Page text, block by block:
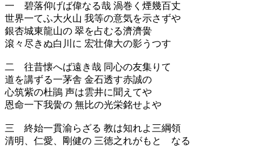
一 碧落仰げば偉なる哉 渦巻く煙幾百丈
世界一てふ大火山 我等の意気を示さずや
銀杏城東龍山の 翠を占むる濟濟黌
滾々尽きぬ白川に 宏壮偉大の影うつす
二 往昔懐へば遠き哉 同心の友集りて
道を講ずる一茅舎 金石透す赤誠の
心筑紫の杜鵑 声は雲井に聞えてや
恩命一下我黌の 無比の光栄銘せよや
三 終始一貫渝らざる 教は知れよ三綱領
清明、仁愛、剛健の 三徳之れがもとゝなる